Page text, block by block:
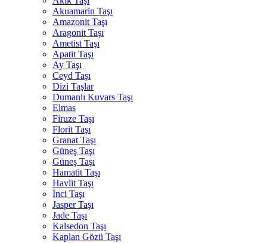
Akuamarin Taşı
Amazonit Taşı
Aragonit Taşı
Ametist Taşı
Apatit Taşı
Ay Taşı
Ceyd Taşı
Dizi Taşlar
Dumanlı Kuvars Taşı
Elmas
Firuze Taşı
Florit Taşı
Granat Taşı
Güneş Taşı
Güneş Taşı
Hamatit Taşı
Havlit Taşı
İnci Taşı
Jasper Taşı
Jade Taşı
Kalsedon Taşı
Kaplan Gözü Taşı